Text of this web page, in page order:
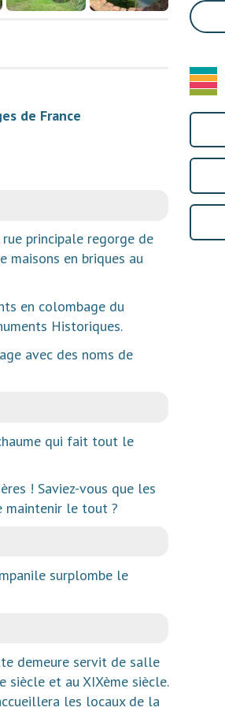
de France
principale regorge de
maisons en briques au
en colombage du
Historiques.
avec des noms de
qui fait tout le
! Saviez-vous que les
maintenir le tout ?
surplombe le
demeure servit de salle
siècle et au XIXème siècle.
les locaux de la